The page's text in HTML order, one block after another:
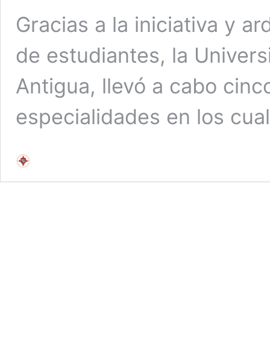
Gracias a la iniciativa y
de estudiantes, la
Antigua, llevó a cabo
especialidades en los